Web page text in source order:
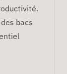
bacs